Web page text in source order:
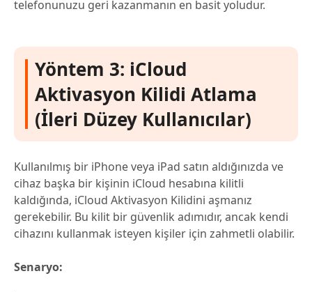
telefonunuzu geri kazanmanın en basit yoludur.
Yöntem 3: iCloud
Aktivasyon Kilidi Atlama
(İleri Düzey Kullanıcılar)
Kullanılmış bir iPhone veya iPad satın aldığınızda ve
cihaz başka bir kişinin iCloud hesabına kilitli
kaldığında, iCloud Aktivasyon Kilidini aşmanız
gerekebilir. Bu kilit bir güvenlik adımıdır, ancak kendi
cihazını kullanmak isteyen kişiler için zahmetli olabilir.
Senaryo: